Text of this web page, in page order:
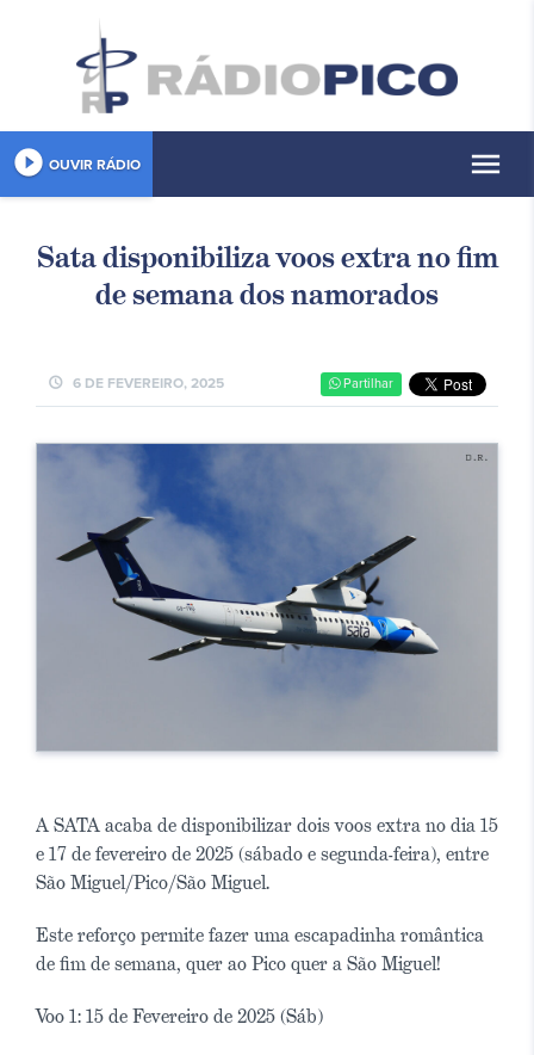
play_circle_filled OUVIR RÁDIO menu
Sata disponibiliza voos extra no fim
de semana dos namorados
schedule 6 DE FEVEREIRO, 2025 Partilhar
A SATA acaba de disponibilizar dois voos extra no dia 15
e 17 de fevereiro de 2025 (sábado e segunda-feira), entre
São Miguel/Pico/São Miguel.
Este reforço permite fazer uma escapadinha romântica
de fim de semana, quer ao Pico quer a São Miguel!
Voo 1: 15 de Fevereiro de 2025 (Sáb)